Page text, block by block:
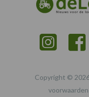
Copyright ©
voorwaarden